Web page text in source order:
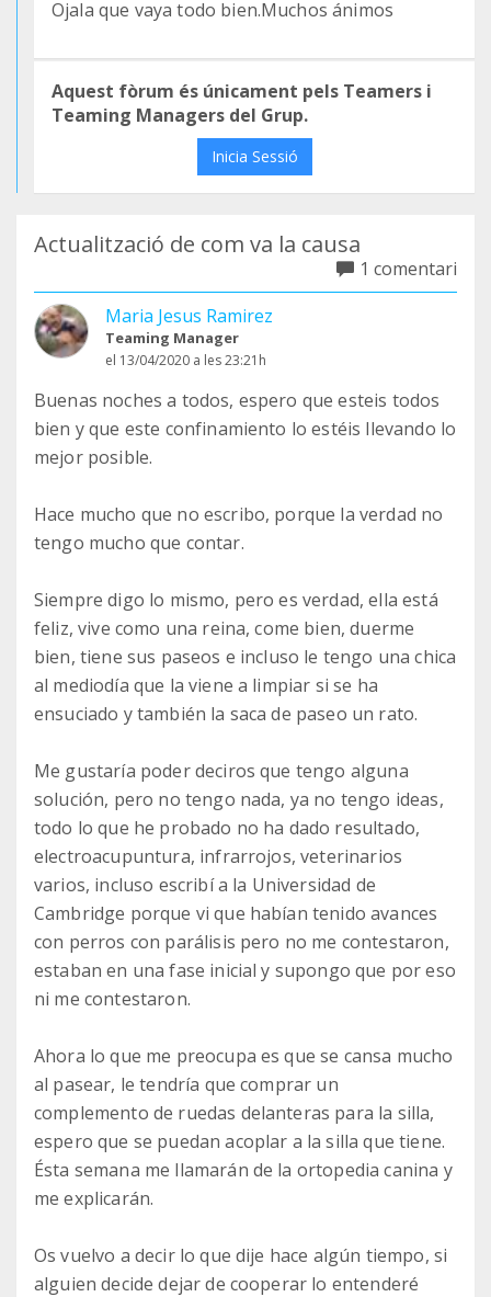
Ojala que vaya todo bien.Muchos ánimos
Aquest fòrum és únicament pels Teamers i
Teaming Managers del Grup.
Inicia Sessió
Actualització de com va la causa
1 comentari
Maria Jesus Ramirez
Teaming Manager
el 13/04/2020 a les 23:21h
Buenas noches a todos, espero que esteis todos
bien y que este confinamiento lo estéis llevando lo
mejor posible.
Hace mucho que no escribo, porque la verdad no
tengo mucho que contar.
Siempre digo lo mismo, pero es verdad, ella está
feliz, vive como una reina, come bien, duerme
bien, tiene sus paseos e incluso le tengo una chica
al mediodía que la viene a limpiar si se ha
ensuciado y también la saca de paseo un rato.
Me gustaría poder deciros que tengo alguna
solución, pero no tengo nada, ya no tengo ideas,
todo lo que he probado no ha dado resultado,
electroacupuntura, infrarrojos, veterinarios
varios, incluso escribí a la Universidad de
Cambridge porque vi que habían tenido avances
con perros con parálisis pero no me contestaron,
estaban en una fase inicial y supongo que por eso
ni me contestaron.
Ahora lo que me preocupa es que se cansa mucho
al pasear, le tendría que comprar un
complemento de ruedas delanteras para la silla,
espero que se puedan acoplar a la silla que tiene.
Ésta semana me llamarán de la ortopedia canina y
me explicarán.
Os vuelvo a decir lo que dije hace algún tiempo, si
alguien decide dejar de cooperar lo entenderé